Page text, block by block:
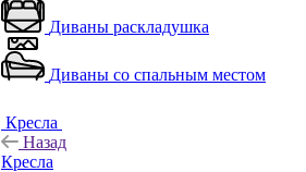
Диваны раскладушка
Диваны со спальным местом
Кресла
Назад
Кресла